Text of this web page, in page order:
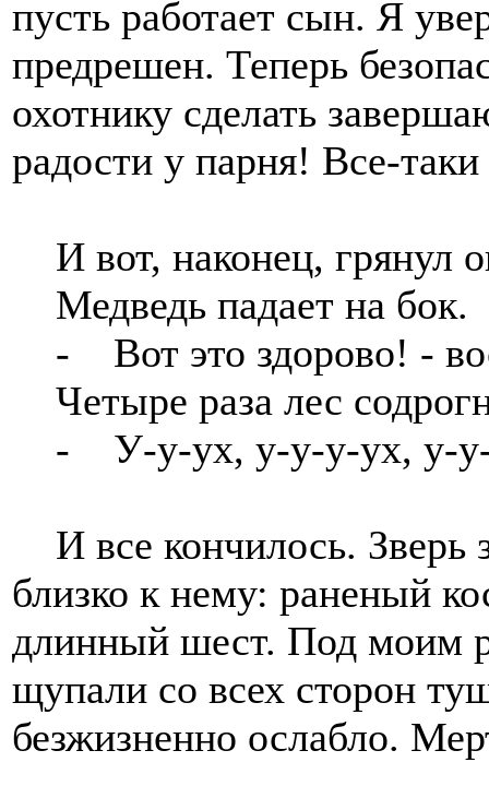
пусть работает сын. Я
предрешен. Теперь
охотнику сделать
радости у парня! Все-
И вот, наконец, грянул
Медведь падает на бок.
- Вот это здорово! -
Четыре раза лес
- У-у-ух, у-у-у-ух, у-
И все кончилось. Зверь
близко к нему: раненый
длинный шест. Под моим
щупали со всех сторон
безжизненно ослабло.